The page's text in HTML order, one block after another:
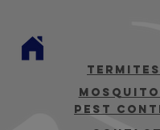
termites
Pest